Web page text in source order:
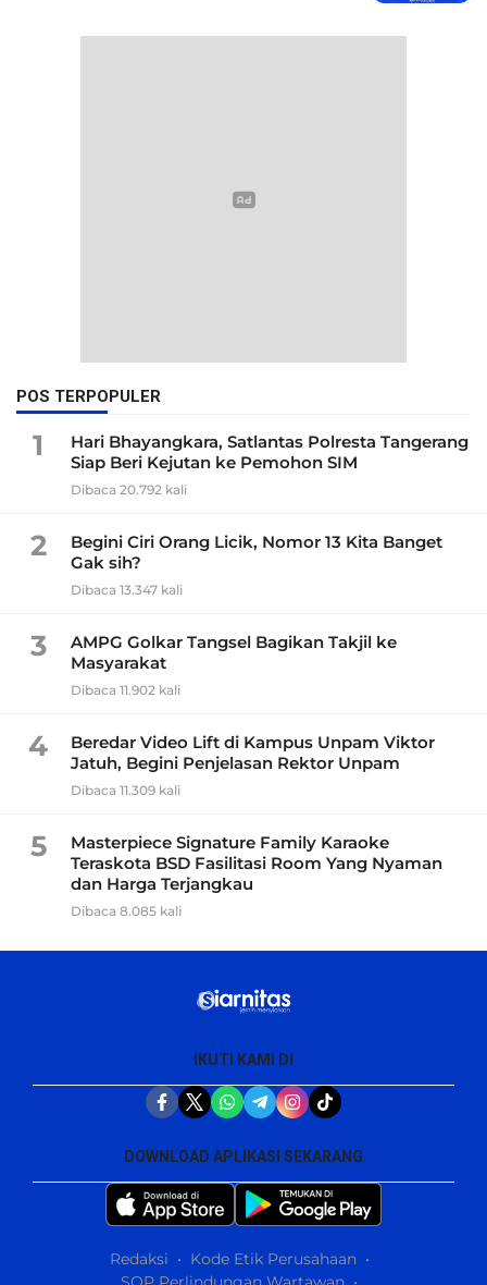
POS TERPOPULER
1
Hari Bhayangkara, Satlantas Polresta Tangerang
Siap Beri Kejutan ke Pemohon SIM
Dibaca 20.792 kali
2
Begini Ciri Orang Licik, Nomor 13 Kita Banget
Gak sih?
Dibaca 13.347 kali
3
AMPG Golkar Tangsel Bagikan Takjil ke
Masyarakat
Dibaca 11.902 kali
4
Beredar Video Lift di Kampus Unpam Viktor
Jatuh, Begini Penjelasan Rektor Unpam
Dibaca 11.309 kali
5
Masterpiece Signature Family Karaoke
Teraskota BSD Fasilitasi Room Yang Nyaman
dan Harga Terjangkau
Dibaca 8.085 kali
IKUTI KAMI DI
DOWNLOAD APLIKASI SEKARANG
Redaksi
Kode Etik Perusahaan